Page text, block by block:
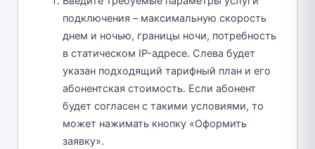
подключения – максимальную скорость
днем и ночью, границы ночи, потребность
в статическом IP-адресе. Слева будет
указан подходящий тарифный план и его
абонентская стоимость. Если абонент
будет согласен с такими условиями, то
может нажимать кнопку «Оформить
заявку».